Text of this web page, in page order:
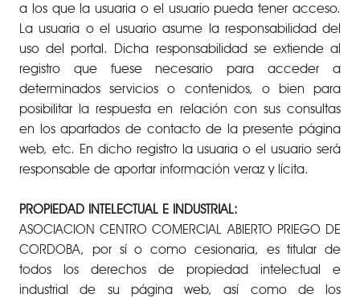
a los que la usuaria o el usuario pueda tener acceso.
La usuaria o el usuario asume la responsabilidad del
uso del portal. Dicha responsabilidad se extiende al
registro que fuese necesario para acceder a
determinados servicios o contenidos, o bien para
posibilitar la respuesta en relación con sus consultas
en los apartados de contacto de la presente página
web, etc. En dicho registro la usuaria o el usuario será
responsable de aportar información veraz y lícita.
PROPIEDAD INTELECTUAL E INDUSTRIAL:
ASOCIACION CENTRO COMERCIAL ABIERTO PRIEGO DE
CORDOBA, por sí o como cesionaria, es titular de
todos los derechos de propiedad intelectual e
industrial de su página web, así como de los